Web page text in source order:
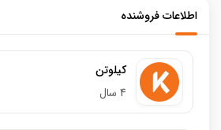
اطلاعات فروشنده
کیلوتن
4 سال